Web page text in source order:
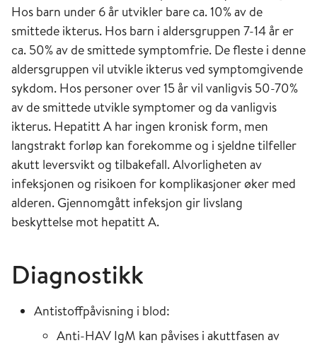
Hos barn under 6 år utvikler bare ca. 10% av de
smittede ikterus. Hos barn i aldersgruppen 7-14 år er
ca. 50% av de smittede symptomfrie. De fleste i denne
aldersgruppen vil utvikle ikterus ved symptomgivende
sykdom. Hos personer over 15 år vil vanligvis 50-70%
av de smittede utvikle symptomer og da vanligvis
ikterus. Hepatitt A har ingen kronisk form, men
langstrakt forløp kan forekomme og i sjeldne tilfeller
akutt leversvikt og tilbakefall. Alvorligheten av
infeksjonen og risikoen for komplikasjoner øker med
alderen. Gjennomgått infeksjon gir livslang
beskyttelse mot hepatitt A.
Diagnostikk
Antistoffpåvisning i blod:
Anti-HAV IgM kan påvises i akuttfasen av